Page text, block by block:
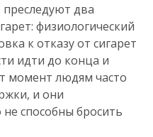
два
физиологический
к отказу от сигарет
идти до конца и
момент людям часто
и они
способны бросить